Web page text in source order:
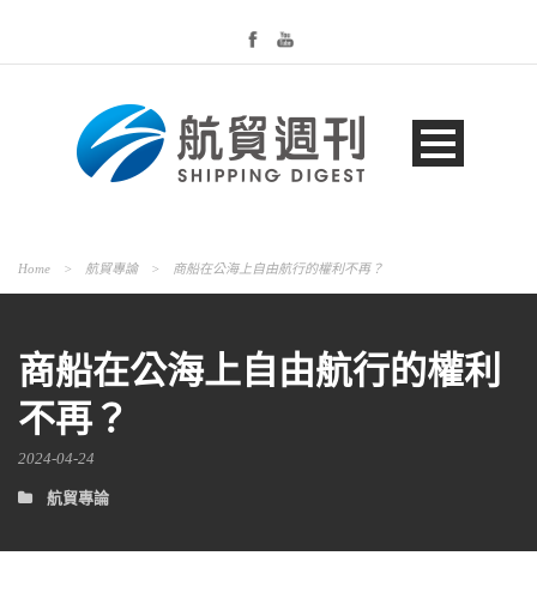
Home > 航貿專論 > 商船在公海上自由航行的權利不再？
商船在公海上自由航行的權利
不再？
2024-04-24
航貿專論